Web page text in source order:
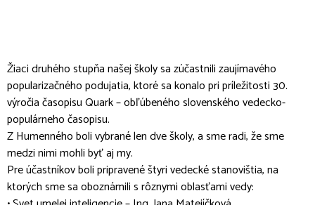
Žiaci druhého stupňa našej školy sa zúčastnili zaujímavého
popularizačného podujatia, ktoré sa konalo pri príležitosti 30.
výročia časopisu Quark – obľúbeného slovenského vedecko-
populárneho časopisu.
Z Humenného boli vybrané len dve školy, a sme radi, že sme
medzi nimi mohli byť aj my.
Pre účastníkov boli pripravené štyri vedecké stanovištia, na
ktorých sme sa oboznámili s rôznymi oblasťami vedy: